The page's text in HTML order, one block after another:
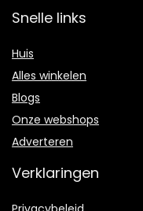
Snelle links
Huis
Alles winkelen
Blogs
Onze webshops
Adverteren
Verklaringen